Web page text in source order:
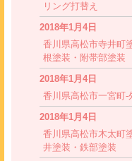
リング打替え
2018年1月4日
香川県高松市寺井町
根塗装・附帯部塗装
2018年1月4日
香川県高松市一宮町
2018年1月4日
香川県高松市木太町
井塗装・鉄部塗装